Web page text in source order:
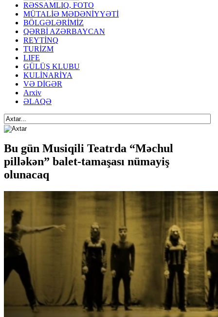
RƏSSAMLIQ, FOTO
MÜTALİƏ MƏDƏNİYYƏTİ
BÖLGƏLƏRİMİZ
QƏRBİ AZƏRBAYCAN
REYTİNQ
TURİZM
LIFE
GÜLÜŞ KLUBU
KULİNARİYA
VƏ DİGƏR
Arxiv
ƏLAQƏ
Bu gün Musiqili Teatrda “Məchul
pilləkən” balet-tamaşası nümayiş
olunacaq